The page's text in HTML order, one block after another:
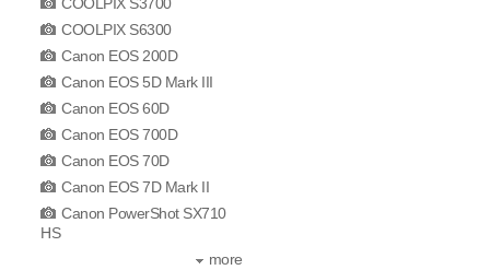
COOLPIX S6300
Canon EOS 200D
Canon EOS 5D Mark III
Canon EOS 60D
Canon EOS 700D
Canon EOS 70D
Canon EOS 7D Mark II
Canon PowerShot SX710
HS
more